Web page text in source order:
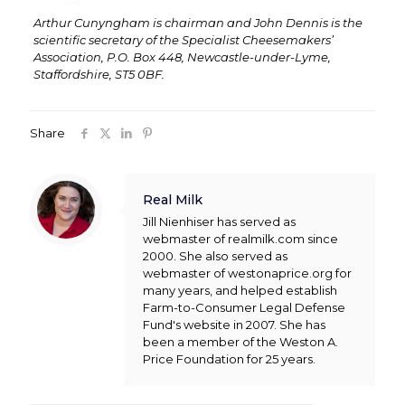
Arthur Cunyngham is chairman and John Dennis is the
scientific secretary of the Specialist Cheesemakers’
Association, P.O. Box 448, Newcastle-under-Lyme,
Staffordshire, ST5 0BF.
Share
Real Milk
Jill Nienhiser has served as
webmaster of realmilk.com since
2000. She also served as
webmaster of westonaprice.org for
many years, and helped establish
Farm-to-Consumer Legal Defense
Fund's website in 2007. She has
been a member of the Weston A.
Price Foundation for 25 years.